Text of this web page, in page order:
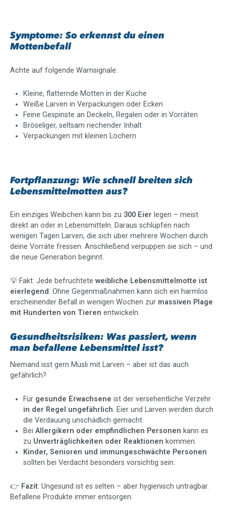
Symptome: So erkennst du einen
Mottenbefall
Achte auf folgende Warnsignale:
Kleine, flatternde Motten in der Küche
Weiße Larven in Verpackungen oder Ecken
Feine Gespinste an Deckeln, Regalen oder in Vorräten
Bröseliger, seltsam riechender Inhalt
Verpackungen mit kleinen Löchern
Fortpflanzung: Wie schnell breiten sich
Lebensmittelmotten aus?
Ein einziges Weibchen kann bis zu 300 Eier legen – meist
direkt an oder in Lebensmitteln. Daraus schlüpfen nach
wenigen Tagen Larven, die sich über mehrere Wochen durch
deine Vorräte fressen. Anschließend verpuppen sie sich – und
die neue Generation beginnt.
💡 Fakt: Jede befruchtete weibliche Lebensmittelmotte ist
eierlegend . Ohne Gegenmaßnahmen kann sich ein harmlos
erscheinender Befall in wenigen Wochen zur massiven Plage
mit Hunderten von Tieren entwickeln.
Gesundheitsrisiken: Was passiert, wenn
man befallene Lebensmittel isst?
Niemand isst gern Müsli mit Larven – aber ist das auch
gefährlich?
Für gesunde Erwachsene ist der versehentliche Verzehr
in der Regel ungefährlich. Eier und Larven werden durch
die Verdauung unschädlich gemacht.
Bei Allergikern oder empfindlichen Personen kann es
zu Unverträglichkeiten oder Reaktionen kommen.
Kinder, Senioren und immungeschwächte Personen
sollten bei Verdacht besonders vorsichtig sein.
👉 Fazit: Ungesund ist es selten – aber hygienisch untragbar.
Befallene Produkte immer entsorgen.